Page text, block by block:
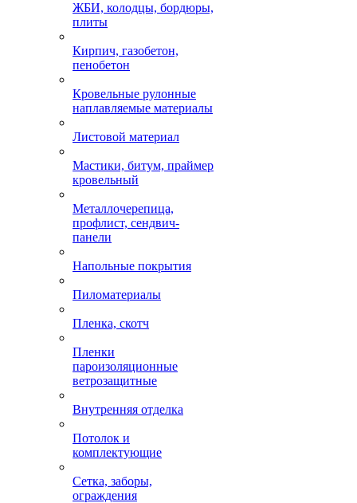
ЖБИ, колодцы, бордюры,
плиты
Кирпич, газобетон,
пенобетон
Кровельные рулонные
наплавляемые материалы
Листовой материал
Мастики, битум, праймер
кровельный
Металлочерепица,
профлист, сендвич-
панели
Напольные покрытия
Пиломатериалы
Пленка, скотч
Пленки
пароизоляционные
ветрозащитные
Внутренняя отделка
Потолок и
комплектующие
Сетка, заборы,
ограждения